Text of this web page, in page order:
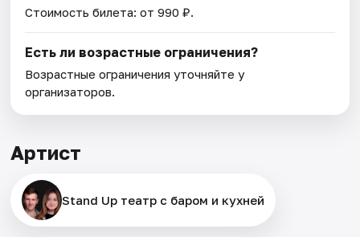
Стоимость билета: от 990 ₽.
Есть ли возрастные ограничения?
Возрастные ограничения уточняйте у
организаторов.
Артист
Stand Up театр с баром и кухней